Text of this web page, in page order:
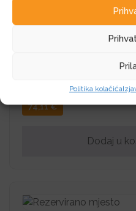
Politika kolačića
HP PRN MFP HP ENVY
74,11€
Dodaj u